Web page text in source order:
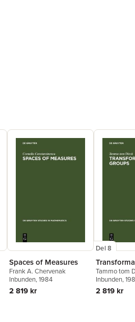
Spaces of Measures
Frank A. Chervenak
Inbunden, 1984
2 819 kr
Del 8
Tammo tom
Inbunden,
2 819 kr